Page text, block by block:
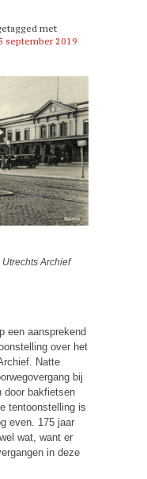
met
september 2019
Archief
een aansprekend
over het
Natte
bij
door bakfietsen
tentoonstelling is
even. 175 jaar
wat, want er
in deze